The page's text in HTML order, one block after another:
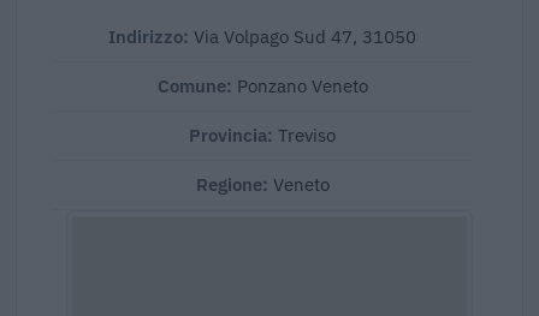
Indirizzo: Via Volpago Sud 47, 31050
Comune: Ponzano Veneto
Provincia: Treviso
Regione: Veneto